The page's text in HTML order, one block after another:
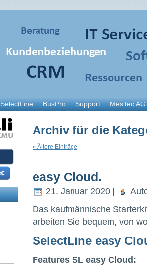
SelectLine BusPro Support MesTec AG
Archiv für die
« Ältere Einträge
easy Cloud.
21. Januar 2020 |
Das kaufmännische
arbeiten Sie bequem, von
SelectLine easy
Features SL easy Cloud: